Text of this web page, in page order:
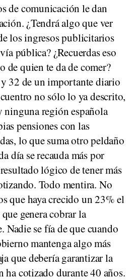
de comunicación le dan
¿Tendrá algo que ver
los ingresos publicitarios
pública? ¿Recuerdas eso
de quien te da de comer?
32 de un importante diario
no sólo lo ya descrito,
ninguna región española
pensiones con las
lo que suma otro peldaño
día se recauda más por
lógico de tener más
Todo mentira. No
que haya crecido un 23% el
genera cobrar la
Nadie se fía de que cuando
mantenga algo más
que debería garantizar la
cotizado durante 40 años.